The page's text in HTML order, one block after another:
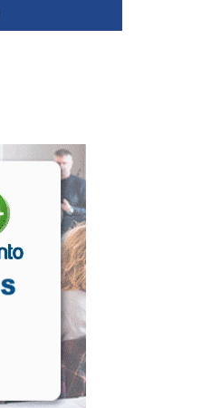
Crece el uso de
electrónicas en las...